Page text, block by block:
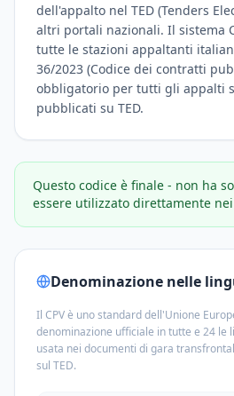
dell'appalto nel TED (Tenders
altri portali nazionali. Il sistema
tutte le stazioni appaltanti
36/2023 (Codice dei contratti
obbligatorio per tutti gli appalti
pubblicati su TED.
Questo codice è finale - non ha
essere utilizzato direttamente
Denominazione nelle
Il CPV è uno standard dell'Unione
denominazione ufficiale in tutte e 24 le
usata nei documenti di gara
sul TED.